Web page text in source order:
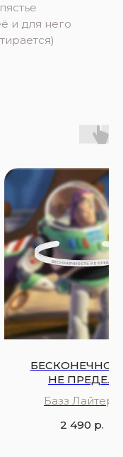
и для него
НЕ ПРЕДЕЛ
Базз Лайтер /
2 490 р.